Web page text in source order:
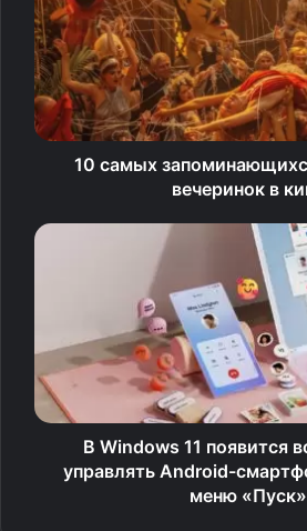
Изображение: Bleeping Computer
После нажатия на кнопку
позволяющее выбрать один из
контента. Можно поделиться чем-
почте или через одно из
на компьютере.
10 самых
вечеринок в
В Windows 11 появится
управлять Android-
меню «Пуск»